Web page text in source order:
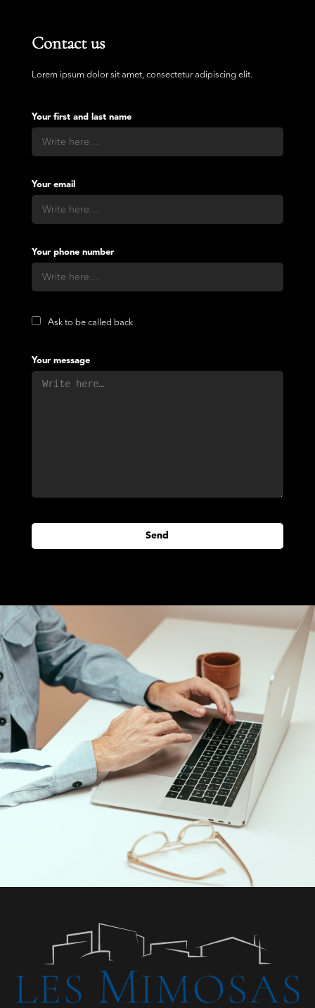
Contact us
Lorem ipsum dolor sit amet, consectetur adipiscing elit.
Your first and last name
Your email
Your phone number
Ask to be called back
Your message